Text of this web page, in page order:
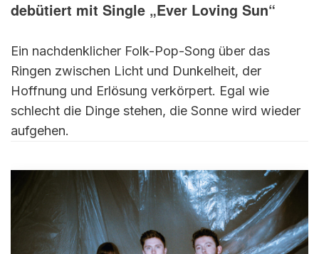
debütiert mit Single „Ever Loving Sun“
Ein nachdenklicher Folk-Pop-Song über das
Ringen zwischen Licht und Dunkelheit, der
Hoffnung und Erlösung verkörpert. Egal wie
schlecht die Dinge stehen, die Sonne wird wieder
aufgehen.